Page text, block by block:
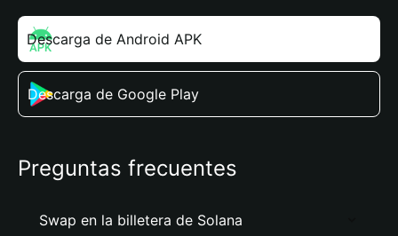
Descarga de Android APK
Descarga de Google Play
Preguntas frecuentes
Swap en la billetera de Solana